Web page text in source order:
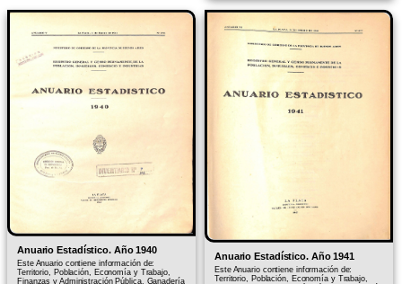
Anuario Estadístico. Año 1940
Este Anuario contiene información de:
Territorio, Población, Economía y Trabajo,
Finanzas y Administración Pública, Ganadería
Anuario Estadístico. Año 1941
Este Anuario contiene información de:
Territorio, Población, Economía y Trabajo,